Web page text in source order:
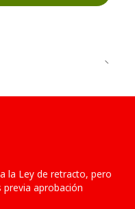
la Ley de retracto, pero
previa aprobación